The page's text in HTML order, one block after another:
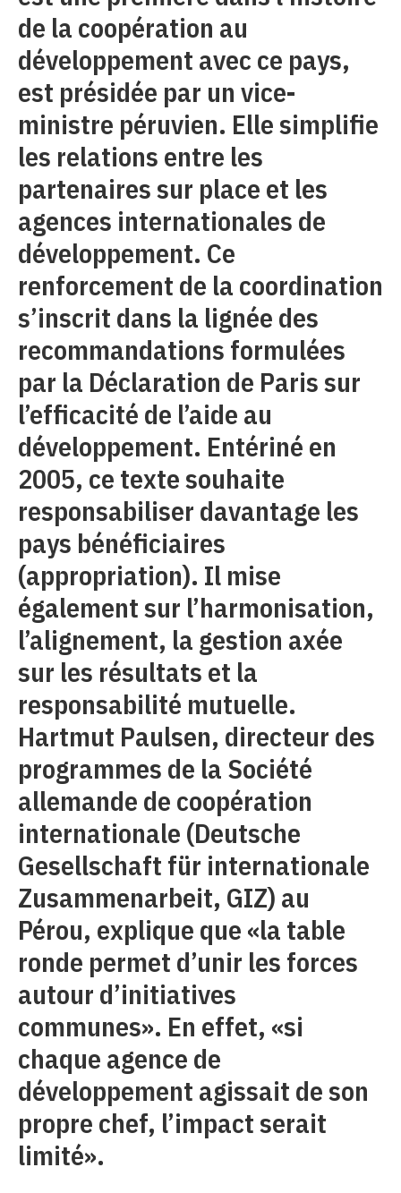
de la coopération au
développement avec ce pays,
est présidée par un vice-
ministre péruvien. Elle simplifie
les relations entre les
partenaires sur place et les
agences internationales de
développement. Ce
renforcement de la coordination
s’inscrit dans la lignée des
recommandations formulées
par la Déclaration de Paris sur
l’efficacité de l’aide au
développement. Entériné en
2005, ce texte souhaite
responsabiliser davantage les
pays bénéficiaires
(appropriation). Il mise
également sur l’harmonisation,
l’alignement, la gestion axée
sur les résultats et la
responsabilité mutuelle.
Hartmut Paulsen, directeur des
programmes de la Société
allemande de coopération
internationale (Deutsche
Gesellschaft für internationale
Zusammenarbeit, GIZ) au
Pérou, explique que «la table
ronde permet d’unir les forces
autour d’initiatives
communes». En effet, «si
chaque agence de
développement agissait de son
propre chef, l’impact serait
limité».